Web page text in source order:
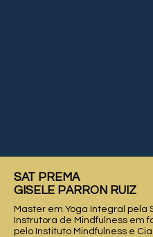
SAT PREMA
GISELE PARRON RUIZ
Master em Yoga Integral pela
Instrutora de Mindfulness em
pelo Instituto Mindfulness e Cia